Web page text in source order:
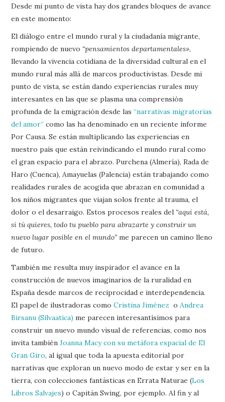
Desde mi punto de vista hay dos grandes bloques de avance
en este momento:
El diálogo entre el mundo rural y la ciudadanía migrante,
rompiendo de nuevo “pensamientos departamentales»,
llevando la vivencia cotidiana de la diversidad cultural en el
mundo rural más allá de marcos productivistas. Desde mi
punto de vista, se están dando experiencias rurales muy
interesantes en las que se plasma una comprensión
profunda de la emigración desde las“narrativas migratorias
del amor” como las ha denominado en un reciente informe
Por Causa. Se están multiplicando las experiencias en
nuestro país que están reivindicando el mundo rural como
el gran espacio para el abrazo. Purchena (Almería), Rada de
Haro (Cuenca), Amayuelas (Palencia) están trabajando como
realidades rurales de acogida que abrazan en comunidad a
los niños migrantes que viajan solos frente al trauma, el
dolor o el desarraigo. Estos procesos reales del “aquí está,
si tú quieres, todo tu pueblo para abrazarte y construir un
nuevo lugar posible en el mundo” me parecen un camino lleno
de futuro.
También me resulta muy inspirador el avance en la
construcción de nuevos imaginarios de la ruralidad en
España desde marcos de reciprocidad e interdependencia.
El papel de ilustradoras comoCristina Jiménez o Andrea
Birsanu (Silvaatica) me parecen interesantísimos para
construir un nuevo mundo visual de referencias, como nos
invita tambiénJoanna Macy con su metáfora espacial de El
Gran Giro, al igual que toda la apuesta editorial por
narrativas que exploran un nuevo modo de estar y ser en la
tierra, con colecciones fantásticas en Errata Naturae (Los
Libros Salvajes) o Capitán Swing, por ejemplo. Al fin y al